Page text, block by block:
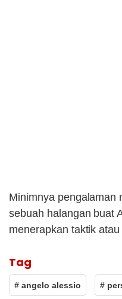
Minimnya pengalaman
sebuah halangan buat
menerapkan taktik
Tag
# angelo alessio #